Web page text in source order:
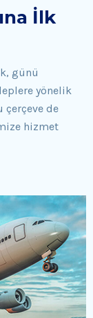
İlk
günü
yönelik
çerçeve de
hizmet